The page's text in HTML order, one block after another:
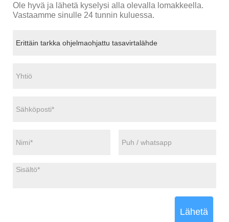
Ole hyvä ja lähetä kyselysi alla olevalla lomakkeella.
Vastaamme sinulle 24 tunnin kuluessa.
Lähetä